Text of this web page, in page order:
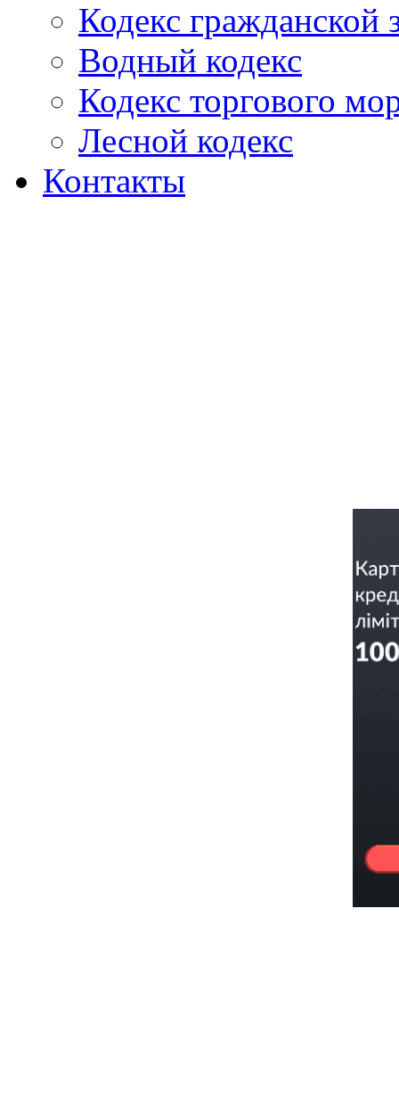
Кодекс гражданской
Водный кодекс
Кодекс торгового
Лесной кодекс
Контакты